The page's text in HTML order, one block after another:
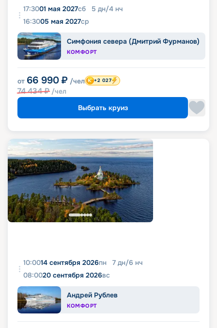
17:3001 мая 2027сб 5 дн/4 нч
16:3005 мая 2027ср
Симфония севера (Дмитрий Фурманов)
КОМФОРТ
от 66 990 ₽ /чел
74 434₽ /чел
+2 027
Выбрать круиз
10:0014 сентября 2026пн 7 дн/6 нч
08:0020 сентября 2026вс
Андрей Рублев
КОМФОРТ